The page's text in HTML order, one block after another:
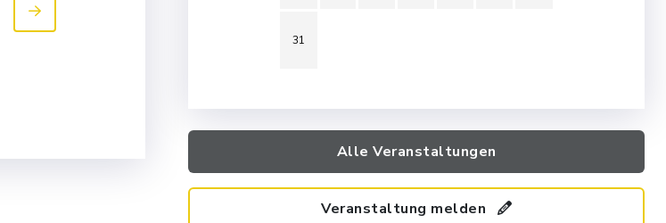
31
Alle Veranstaltungen
Veranstaltung melden